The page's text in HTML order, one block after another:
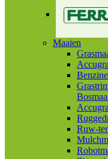
Maaien
Ruw-